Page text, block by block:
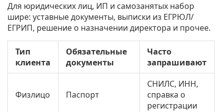
Для юридических лиц, ИП и самозанятых набор
шире: уставные документы, выписки из ЕГРЮЛ/
ЕГРИП, решение о назначении директора и прочее.
Тип
клиента
Обязательные
документы
Часто
запрашивают
Физлицо Паспорт
СНИЛС, ИНН,
справка о
регистрации